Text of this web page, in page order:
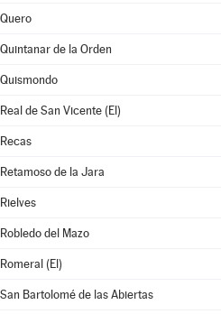
Quero
Quintanar de la Orden
Quismondo
Real de San Vicente (El)
Recas
Retamoso de la Jara
Rielves
Robledo del Mazo
Romeral (El)
San Bartolomé de las Abiertas